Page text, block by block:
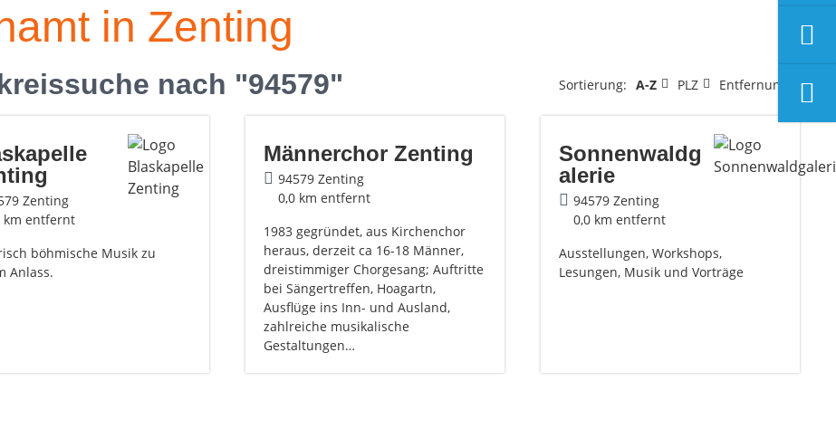
in Zenting
nach "94579" Sortierung: A-Z PLZ Entfernung
Zenting
km entfernt
böhmische Musik zu
Anlass.
Männerchor Zenting
94579 Zenting
0,0 km entfernt
1983 gegründet, aus Kirchenchor
heraus, derzeit ca 16-18 Männer,
dreistimmiger Chorgesang; Auftritte
bei Sängertreffen, Hoagartn,
Ausflüge ins Inn- und Ausland,
zahlreiche musikalische
Gestaltungen…
Sonnenwaldg
alerie
94579 Zenting
0,0 km entfernt
Ausstellungen, Workshops,
Lesungen, Musik und Vorträge